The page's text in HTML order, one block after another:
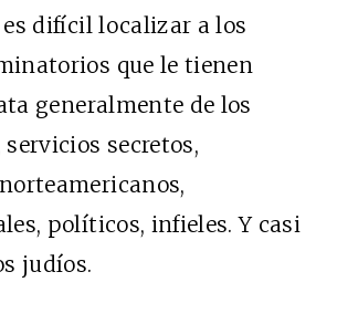
es difícil localizar a los
que le tienen
generalmente de los
secretos,
políticos, infieles. Y casi
judíos.